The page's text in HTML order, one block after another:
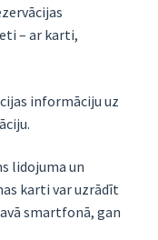
– ar karti,
informāciju uz
lidojuma un
karti var uzrādīt
smartfonā, gan